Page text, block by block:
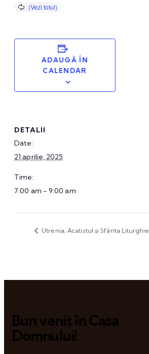
ADAUGĂ ÎN
CALENDAR
DETALII
Date:
21 aprilie, 2025
Time:
7:00 am - 9:00 am
Utrenia, Acatistul și Sfânta Liturghie
Bun venit în Casa
Domnului!